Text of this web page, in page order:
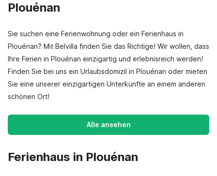
Plouénan
Sie suchen eine Ferienwohnung oder ein Ferienhaus in
Plouénan? Mit Belvilla finden Sie das Richtige! Wir wollen, dass
Ihre Ferien in Plouénan einzigartig und erlebnisreich werden!
Finden Sie bei uns ein Urlaubsdomizil in Plouénan oder mieten
Sie eine unserer einzigartigen Unterkünfte an einem anderen
schönen Ort!
Alle ansehen
Ferienhaus in Plouénan